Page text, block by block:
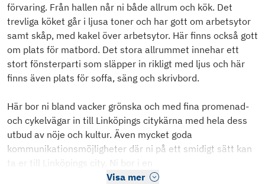
förvaring. Från hallen når ni både allrum och kök. Det
trevliga köket går i ljusa toner och har gott om arbetsytor
samt skåp, med kakel över arbetsytor. Här finns också gott
om plats för matbord. Det stora allrummet innehar ett
stort fönsterparti som släpper in rikligt med ljus och här
finns även plats för soffa, säng och skrivbord.
Här bor ni bland vacker grönska och med fina promenad-
och cykelvägar in till Linköpings citykärna med hela dess
utbud av nöje och kultur. Även mycket goda
kommunikationsmöjligheter där ni på ett smidigt sätt kan
ta er till Linköpings city. Ni bor i en
Visa mer